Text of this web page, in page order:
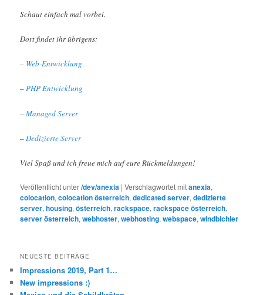
Schaut einfach mal vorbei.
Dort findet ihr übrigens:
– Web-Entwicklung
–PHP Entwicklung
–Managed Server
–Dedizierte Server
Viel Spaß und ich freue mich auf eure Rückmeldungen!
Veröffentlicht unter/dev/anexia |Verschlagwortet mitanexia,
colocation,colocation österreich,dedicated server,dedizierte
server,housing,österreich,rackspace,rackspace österreich,
server österreich,webhoster,webhosting,webspace,windbichler
NEUESTE BEITRÄGE
Impressions 2019, Part 1…
New impressions :)